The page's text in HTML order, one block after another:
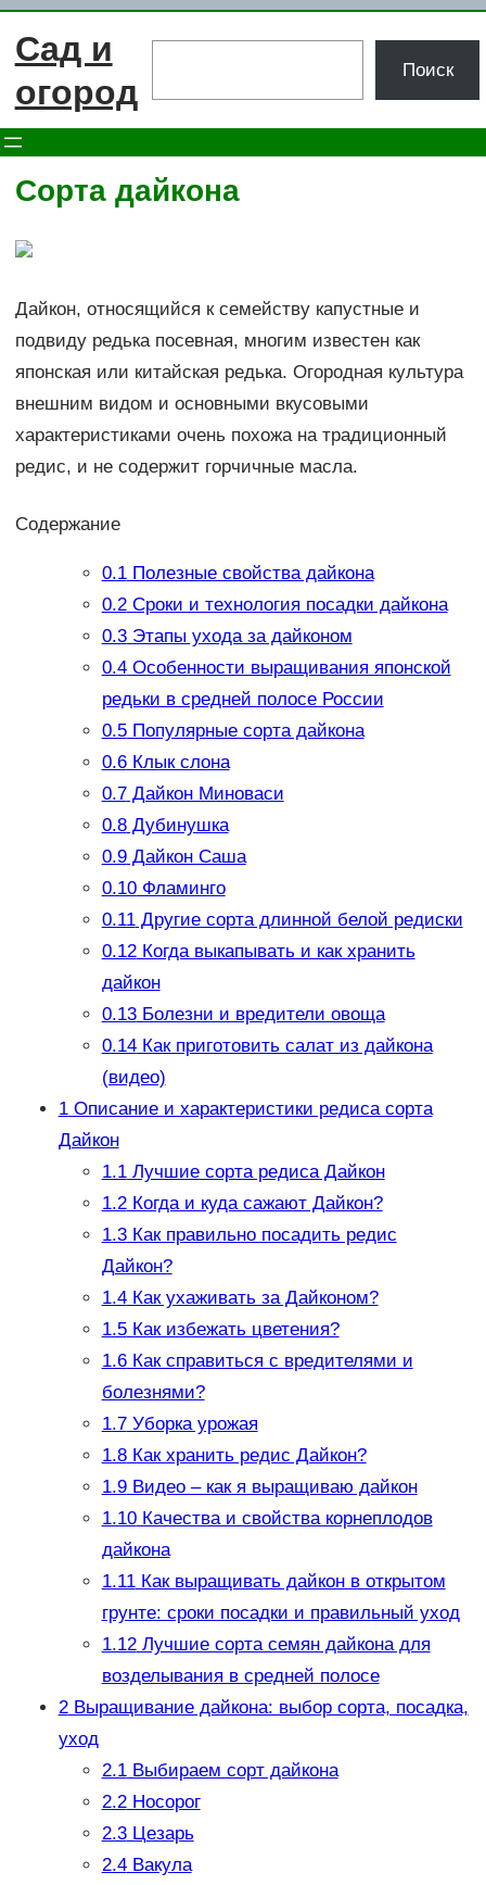
Перейти
Сад и
огород
Поиск
Сорта дайкона
Дайкон, относящийся к семейству капустные и
подвиду редька посевная, многим известен как
японская или китайская редька. Огородная культура
внешним видом и основными вкусовыми
характеристиками очень похожа на традиционный
редис, и не содержит горчичные масла.
Содержание
0.1Полезные свойства дайкона
0.2Сроки и технология посадки дайкона
0.3Этапы ухода за дайконом
0.4Особенности выращивания японской
редьки в средней полосе России
0.5Популярные сорта дайкона
0.6Клык слона
0.7Дайкон Миноваси
0.8Дубинушка
0.9Дайкон Саша
0.10Фламинго
0.11Другие сорта длинной белой редиски
0.12Когда выкапывать и как хранить
дайкон
0.13Болезни и вредители овоща
0.14Как приготовить салат из дайкона
(видео)
1Описание и характеристики редиса сорта
Дайкон
1.1Лучшие сорта редиса Дайкон
1.2Когда и куда сажают Дайкон?
1.3Как правильно посадить редис
Дайкон?
1.4Как ухаживать за Дайконом?
1.5Как избежать цветения?
1.6Как справиться с вредителями и
болезнями?
1.7Уборка урожая
1.8Как хранить редис Дайкон?
1.9Видео – как я выращиваю дайкон
1.10Качества и свойства корнеплодов
дайкона
1.11Как выращивать дайкон в открытом
грунте: сроки посадки и правильный уход
1.12Лучшие сорта семян дайкона для
возделывания в средней полосе
2Выращивание дайкона: выбор сорта, посадка,
уход
2.1Выбираем сорт дайкона
2.2Носорог
2.3Цезарь
2.4Вакула